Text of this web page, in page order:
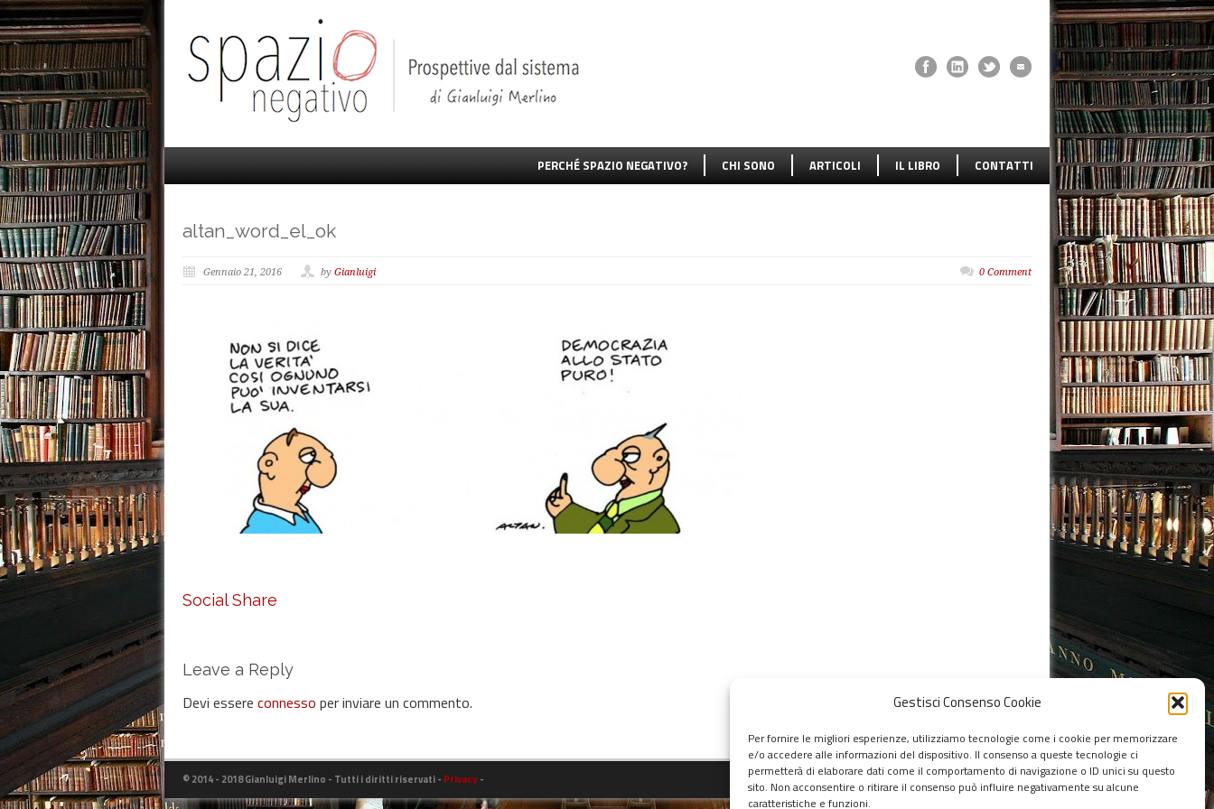
Gestisci Consenso Cookie
Per fornire le migliori esperienze, utilizziamo tecnologie come i cookie per memorizzare
e/o accedere alle informazioni del dispositivo. Il consenso a queste tecnologie ci
permetterà di elaborare dati come il comportamento di navigazione o ID unici su questo
sito. Non acconsentire o ritirare il consenso può influire negativamente su alcune
caratteristiche e funzioni.
PERCHÉ SPAZIO NEGATIVO? CHI SONO ARTICOLI IL LIBRO CONTATTI
altan_word_el_ok
Gennaio 21, 2016 by Gianluigi 0 Comment
Social Share
Leave a Reply
Devi essere connesso per inviare un commento.
© 2014 - 2018 Gianluigi Merlino - Tutti i diritti riservati - Privacy- Torna su ^